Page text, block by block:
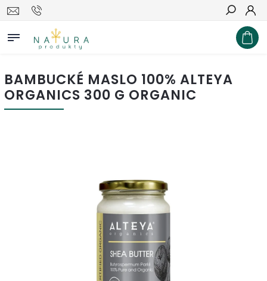
Hľadať
BAMBUCKÉ MASLO 100% ALTEYA
ORGANICS 300 G ORGANIC